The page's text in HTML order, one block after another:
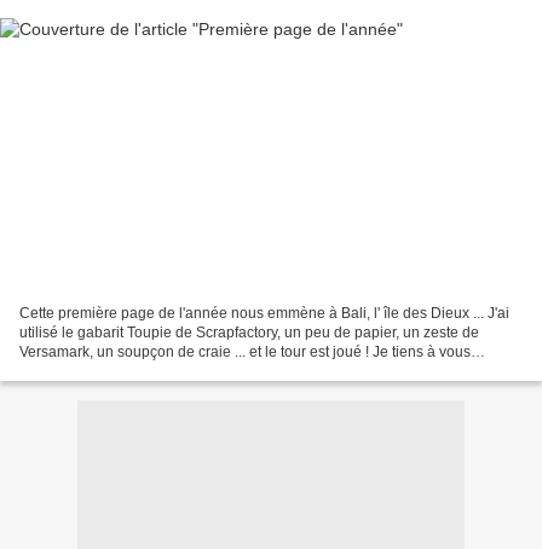
Cette première page de l'année nous emmène à Bali, l' île des Dieux ... J'ai
utilisé le gabarit Toupie de Scrapfactory, un peu de papier, un zeste de
Versamark, un soupçon de craie ... et le tour est joué ! Je tiens à vous